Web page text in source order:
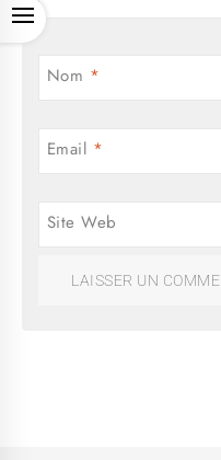
OPEN
Nom *
Email *
Site Web